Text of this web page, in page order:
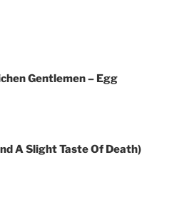
Gentlemen – Egg
A Slight Taste Of Death)